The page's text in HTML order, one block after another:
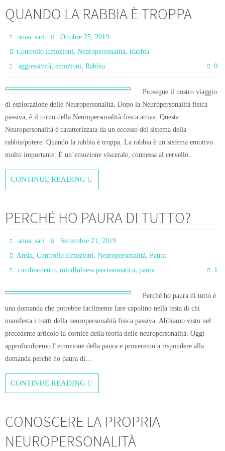
QUANDO LA RABBIA È TROPPA
anna_sari
Ottobre 25, 2019
Controllo Emozioni,Neuropersonalità,Rabbia
aggressività,emozioni,Rabbia 0
Prosegue il nostro viaggio
di esplorazione delle Neuropersonalità. Dopo la Neuropersonalità fisica
passiva, è il turno della Neuropersonalità fisica attiva. Questa
Neuropersonalità è caratterizzata da un eccesso del sistema della
rabbia/potere. Quando la rabbia è troppa. La rabbia è un sistema emotivo
molto importante. È un’emozione viscerale, connessa al cervello…
CONTINUE READING
PERCHÉ HO PAURA DI TUTTO?
anna_sari
Settembre 21, 2019
Ansia,Controllo Emozioni,Neuropersonalità,Paura
cambiamento,mindfulness psicosomatica,paura 1
Perché ho paura di tutto è
una domanda che potrebbe facilmente fare capolino nella testa di chi
manifesta i tratti della neuropersonalità fisica passiva. Abbiamo visto nel
precedente articolo la cornice della teoria delle neuropersonalità. Oggi
approfondiremo l’emozione della paura e proveremo a rispondere alla
domanda perché ho paura di…
CONTINUE READING
CONOSCERE LA PROPRIA
NEUROPERSONALITÀ